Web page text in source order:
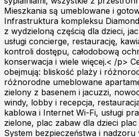
Mieszkania są umeblowane i
Infrastruktura kompleksu
z wydzieloną częścią dla dzieci,
usługi concierge, restaurację,
kontroli dostępu, całodobową
konserwacja i wiele więcej.< /p>
obejmują: bliskość plaży i
różnorodne umeblowane
zielony z basenem i jacuzzi,
windy, lobby i recepcja,
kablowa i Internet Wi-Fi, usługi
zielone, plac zabaw dla dzieci
System bezpieczeństwa i nadzoru